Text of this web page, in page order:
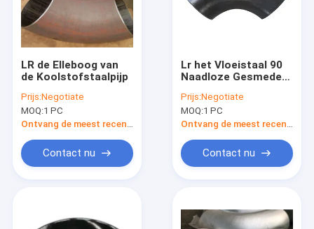
LR de Elleboog van
de Koolstofstaalpijp
Prijs:Negotiate
MOQ:1 PC
Contact nu
Lr het Vloeistaal 90
Naadloze Gesmede
2mm32mm van SR
van de Graadelleboog
Prijs:Negotiate
MOQ:1 PC
Contact nu